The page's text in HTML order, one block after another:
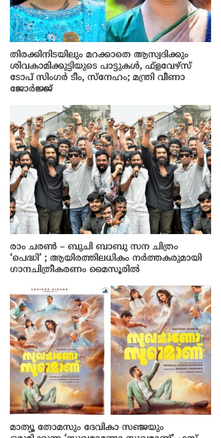
തിരക്കിനിടയിലും മറക്കാതെ ആസ്വദിക്കും
ശിവകാമിക്കുട്ടിയുടെ പാട്ടുകൾ, ഫ്‌ളവേഴ്‌സ്
ടോപ് സിംഗർ ടീം, സ്നേഹം; മന്ത്രി വീണാ
ജോർജ്ജ്
രാം ചരൺ – ബുചി ബാബു സന ചിത്രം
‘പെദ്ധി’ ; ആയിരത്തിലധികം നർത്തകരുമായി
ഗാനചിത്രീകരണം മൈസൂരിൽ
മാത്യൂ തോമസും ദേവികാ സഞ്ജയും